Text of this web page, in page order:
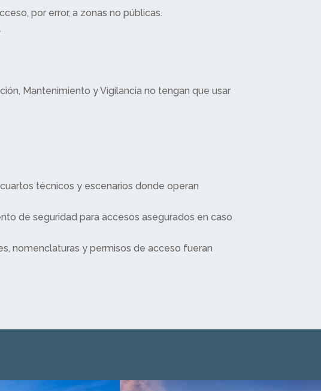
por error, a zonas no públicas.
Mantenimiento y Vigilancia no tengan que usar
técnicos y escenarios donde operan
de seguridad para accesos asegurados en caso
nomenclaturas y permisos de acceso fueran